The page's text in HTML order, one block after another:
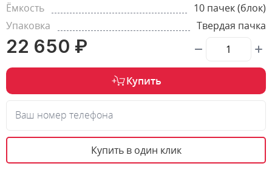
Ёмкость
10 пачек (блок)
Упаковка
Твердая пачка
22 650 ₽
Купить
Ваш номер телефона
Купить в один клик